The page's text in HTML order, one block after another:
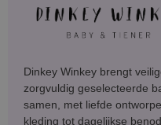
Dinkey Winkey brengt
zorgvuldig geselecteerde
samen, met liefde
kleding tot dagelijkse